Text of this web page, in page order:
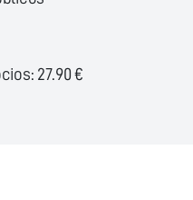
27.90 €